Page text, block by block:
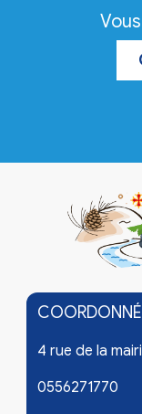
4 rue de la
0556271770